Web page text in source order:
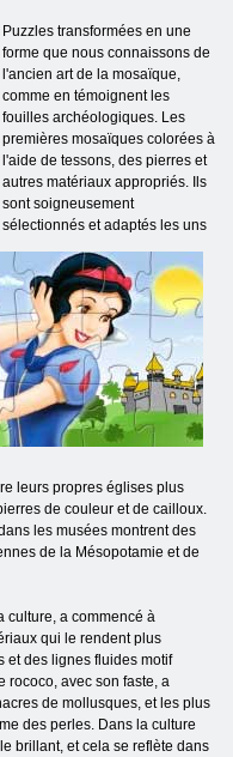
Puzzles transformées en une
forme que nous connaissons de
l'ancien art de la mosaïque,
comme en témoignent les
fouilles archéologiques. Les
premières mosaïques colorées à
l'aide de tessons, des pierres et
autres matériaux appropriés. Ils
sont soigneusement
sélectionnés et adaptés les uns
leurs propres églises plus
de couleur et de cailloux.
les musées montrent des
de la Mésopotamie et de
culture, a commencé à
qui le rendent plus
et des lignes fluides motif
rococo, avec son faste, a
de mollusques, et les plus
des perles. Dans la culture
brillant, et cela se reflète dans